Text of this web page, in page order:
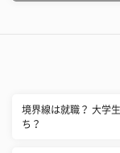
境界線は就職？ 大学
ち？